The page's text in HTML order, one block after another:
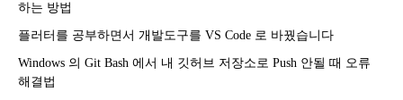
하는 방법
플러터를 공부하면서 개발도구를 VS Code 로 바꿨습니다
Windows 의 Git Bash 에서 내 깃허브 저장소로 Push 안될 때 오류
해결법